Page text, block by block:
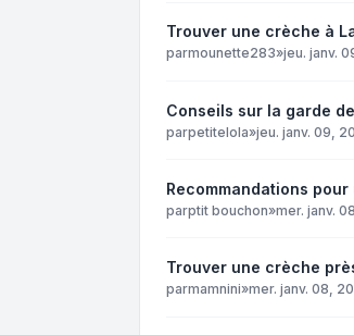
Trouver une crèche à
parmounette283»jeu. janv.
Conseils sur la garde
parpetitelola»jeu. janv. 09,
Recommandations
parptit bouchon»mer. janv.
Trouver une crèche
parmamnini»mer. janv. 08,